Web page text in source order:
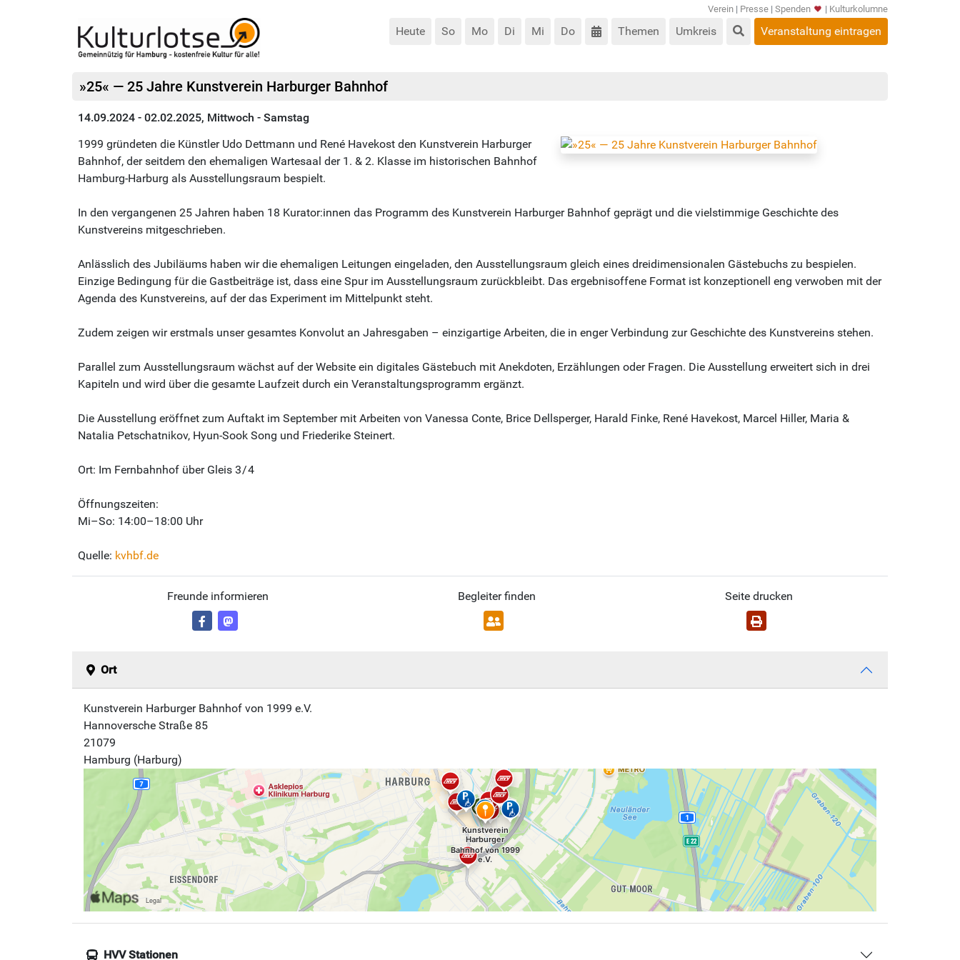
Verein | Presse | Spenden | Kulturkolumne
Heute So Mo Di Mi Do Themen Umkreis Veranstaltung eintragen
»25« — 25 Jahre Kunstverein Harburger Bahnhof
14.09.2024 - 02.02.2025, Mittwoch - Samstag
1999 gründeten die Künstler Udo Dettmann und René Havekost den Kunstverein Harburger
Bahnhof, der seitdem den ehemaligen Wartesaal der 1. & 2. Klasse im historischen Bahnhof
Hamburg-Harburg als Ausstellungsraum bespielt.
In den vergangenen 25 Jahren haben 18 Kurator:innen das Programm des Kunstverein Harburger Bahnhof geprägt und die vielstimmige Geschichte des
Kunstvereins mitgeschrieben.
Anlässlich des Jubiläums haben wir die ehemaligen Leitungen eingeladen, den Ausstellungsraum gleich eines dreidimensionalen Gästebuchs zu bespielen.
Einzige Bedingung für die Gastbeiträge ist, dass eine Spur im Ausstellungsraum zurückbleibt. Das ergebnisoffene Format ist konzeptionell eng verwoben mit der
Agenda des Kunstvereins, auf der das Experiment im Mittelpunkt steht.
Zudem zeigen wir erstmals unser gesamtes Konvolut an Jahresgaben – einzigartige Arbeiten, die in enger Verbindung zur Geschichte des Kunstvereins stehen.
Parallel zum Ausstellungsraum wächst auf der Website ein digitales Gästebuch mit Anekdoten, Erzählungen oder Fragen. Die Ausstellung erweitert sich in drei
Kapiteln und wird über die gesamte Laufzeit durch ein Veranstaltungsprogramm ergänzt.
Die Ausstellung eröffnet zum Auftakt im September mit Arbeiten von Vanessa Conte, Brice Dellsperger, Harald Finke, René Havekost, Marcel Hiller, Maria &
Natalia Petschatnikov, Hyun-Sook Song und Friederike Steinert.
Ort: Im Fernbahnhof über Gleis 3 / 4
Öffnungszeiten:
Mi–So: 14:00–18:00 Uhr
Quelle: kvhbf.de
Freunde informieren Begleiter finden Seite drucken
Ort
Kunstverein Harburger Bahnhof von 1999 e.V.
Hannoversche Straße 85
21079
Hamburg (Harburg)
HVV Stationen